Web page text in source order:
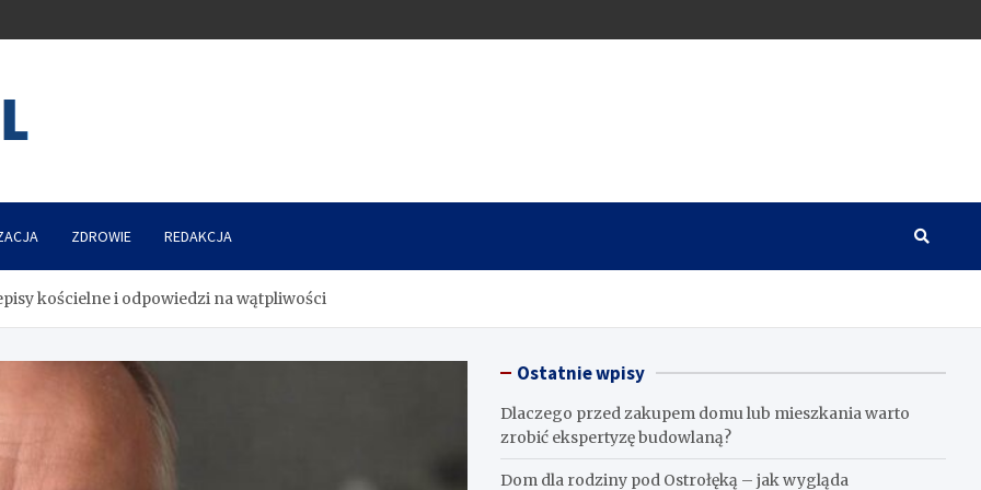
ZDROWIE REDAKCJA
kościelne i odpowiedzi na wątpliwości
Ostatnie wpisy
Dlaczego przed zakupem domu lub mieszkania warto
zrobić ekspertyzę budowlaną?
Dom dla rodziny pod Ostrołęką – jak wygląda